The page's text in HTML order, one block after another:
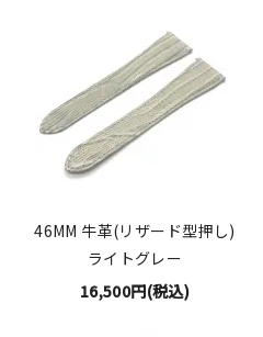
46MM 牛革(リザード型押し)
ライトグレー
16,500円(税込)